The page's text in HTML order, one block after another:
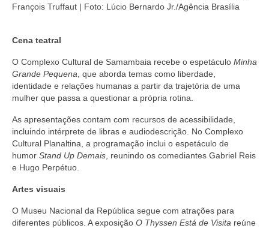
François Truffaut | Foto: Lúcio Bernardo Jr./Agência Brasília
Cena teatral
O Complexo Cultural de Samambaia recebe o espetáculo Minha
Grande Pequena , que aborda temas como liberdade,
identidade e relações humanas a partir da trajetória de uma
mulher que passa a questionar a própria rotina.
As apresentações contam com recursos de acessibilidade,
incluindo intérprete de libras e audiodescrição. No Complexo
Cultural Planaltina, a programação inclui o espetáculo de
humor Stand Up Demais , reunindo os comediantes Gabriel Reis
e Hugo Perpétuo.
Artes visuais
O Museu Nacional da República segue com atrações para
diferentes públicos. A exposição O Thyssen Está de Visita reúne